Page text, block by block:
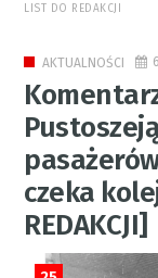
LIST DO REDAKCJI
AKTUALNOŚCI
czeka
REDAKCJI]